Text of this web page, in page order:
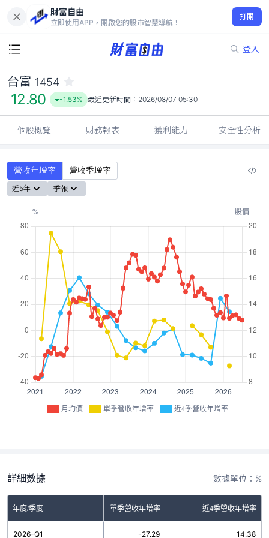
財富自由
立即使用APP，開啟您的股市智慧導航！
打開
登入
12.80
-1.53%
台富 1454
12.80 -1.53% 最近更新時間： 2026/08/07 05:30
個股概覽 財務報表 獲利能力 安全性分析
營收年增率 營收季增率
近5年 季報
月均價 單季營收年增率 近4季營收年增率
詳細數據 數據單位：%
年度/季度 單季營收年增率 近4季營收年增率
2026-Q1 -27.29 14.38